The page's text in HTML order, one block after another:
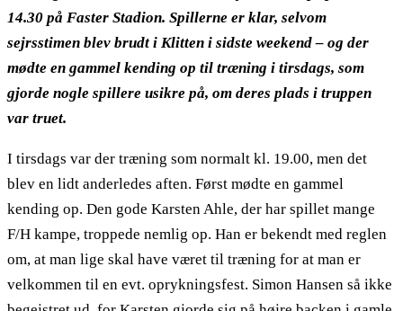
14.30 på Faster Stadion. Spillerne er klar, selvom
sejrsstimen blev brudt i Klitten i sidste weekend – og der
mødte en gammel kending op til træning i tirsdags, som
gjorde nogle spillere usikre på, om deres plads i truppen
var truet.
I tirsdags var der træning som normalt kl. 19.00, men det
blev en lidt anderledes aften. Først mødte en gammel
kending op. Den gode Karsten Ahle, der har spillet mange
F/H kampe, troppede nemlig op. Han er bekendt med reglen
om, at man lige skal have været til træning for at man er
velkommen til en evt. oprykningsfest. Simon Hansen så ikke